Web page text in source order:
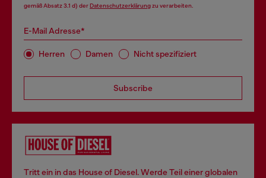
gemäß Absatz 3.1 d) derDatenschutzerklärungzu verarbeiten.
E-Mail Adresse*
Herren Damen Nicht spezifiziert
Subscribe
Tritt ein in das House of Diesel. Werde Teil einer globalen